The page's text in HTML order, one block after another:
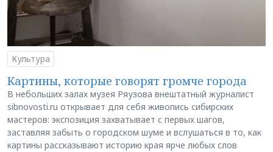
Культура
Картины, которые говорят громче города
В небольших залах музея Ряузова внештатный журналист
sibnovosti.ru открывает для себя живопись сибирских
мастеров: экспозиция захватывает с первых шагов,
заставляя забыть о городском шуме и вслушаться в то, как
картины рассказывают историю края ярче любых слов